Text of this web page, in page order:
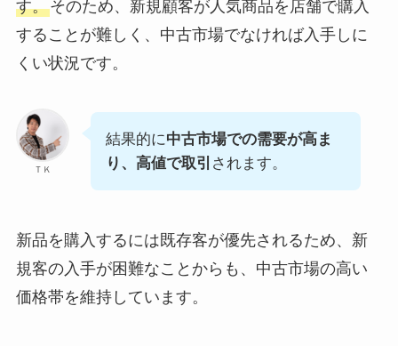
す。そのため、新規顧客が人気商品を店舗で購入
することが難しく、中古市場でなければ入手しに
くい状況です。
ＴＫ
結果的に中古市場での需要が高ま
り、高値で取引 されます。
新品を購入するには既存客が優先されるため、新
規客の入手が困難なことからも、中古市場の高い
価格帯を維持しています。